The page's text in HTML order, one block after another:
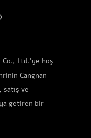
Co., Ltd.'ye hoş
Cangnan
ve
getiren bir